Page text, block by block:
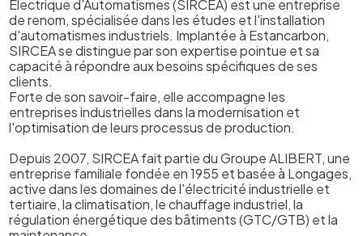
Électrique d'Automatismes (SIRCEA) est une entreprise
de renom, spécialisée dans les études et l'installation
d'automatismes industriels. Implantée à Estancarbon,
SIRCEA se distingue par son expertise pointue et sa
capacité à répondre aux besoins spécifiques de ses
clients.
Forte de son savoir-faire, elle accompagne les
entreprises industrielles dans la modernisation et
l'optimisation de leurs processus de production.
Depuis 2007, SIRCEA fait partie du Groupe ALIBERT, une
entreprise familiale fondée en 1955 et basée à Longages,
active dans les domaines de l'électricité industrielle et
tertiaire, la climatisation, le chauffage industriel, la
régulation énergétique des bâtiments (GTC/GTB) et la